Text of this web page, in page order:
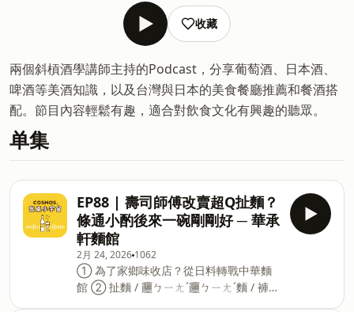
收藏
兩個斜槓酒學講師主持的Podcast，分享葡萄酒、日本酒、
啤酒等美酒知識，以及台灣與日本的美食餐廳推薦和餐酒搭
配。節目內容輕鬆有趣，適合對飲食文化有興趣的聽眾。
单集
EP88 | 壽司師傅改賣超Q扯麵？
條通小酌後來一碗剛剛好 ─ 華承
軒麵館
2月 24, 2026 1062
① 為了家鄉味收店？從日料轉戰中華麵
館 ② 扯麵 / 𰻞ㄅㄧㄤˊ𰻞ㄅㄧㄤˊ麵 / 褲帶